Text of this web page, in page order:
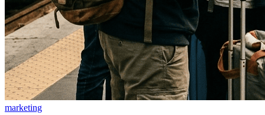
marketing